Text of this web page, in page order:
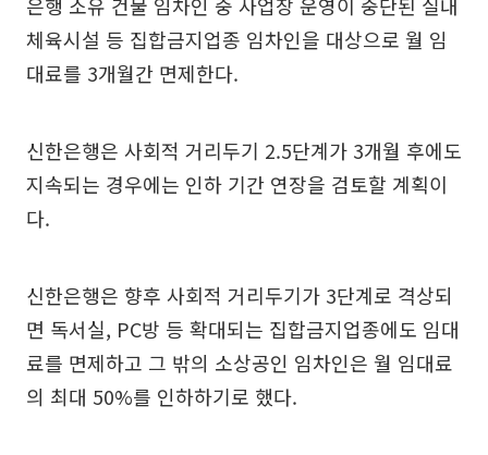
체육시설 등 집합금지업종 임차인을 대상으로 월 임
대료를 3개월간 면제한다.
신한은행은 사회적 거리두기 2.5단계가 3개월 후에도
지속되는 경우에는 인하 기간 연장을 검토할 계획이
다.
신한은행은 향후 사회적 거리두기가 3단계로 격상되
면 독서실, PC방 등 확대되는 집합금지업종에도 임대
료를 면제하고 그 밖의 소상공인 임차인은 월 임대료
의 최대 50%를 인하하기로 했다.